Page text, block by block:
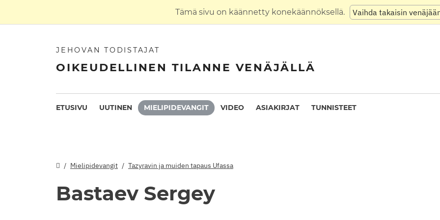
Tämä sivu on käännetty konekäännöksellä. Vaihda takaisin
JEHOVAN TODISTAJAT
OIKEUDELLINEN TILANNE VENÄJÄLLÄ
ETUSIVU UUTINEN MIELIPIDEVANGIT VIDEO ASIAKIRJAT TUNNISTEET
Mielipidevangit Tazyravin ja muiden tapaus Ufassa
Bastaev Sergey